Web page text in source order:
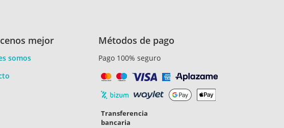
mejor
somos
Métodos de pago
Pago 100% seguro
Transferencia
bancaria